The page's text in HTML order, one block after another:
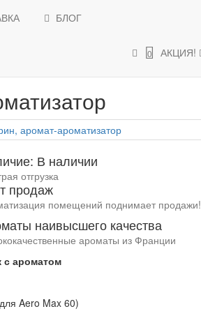
БЛОГ
0 АКЦИЯ!
АКЦИИ и СКИДКИ
В наличии
отгрузка
продаж
помещений поднимает продажи!
наивысшего качества
ароматы из Франции
с ароматом
Aero Max 60)